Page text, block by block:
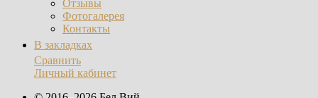
Отзывы
Фотогалерея
Контакты
В закладках
Сравнить
Личный кабинет